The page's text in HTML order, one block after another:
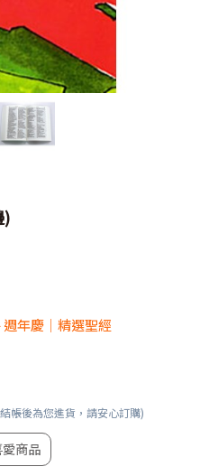
)
年慶｜精選聖經
帳後為您進貨，請安心訂購)
商品